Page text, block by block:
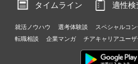
タイムライン
適性検
就活ノウハウ 選考体験談 スペシャルコ
転職相談
企業マンガ チアキャリアユー